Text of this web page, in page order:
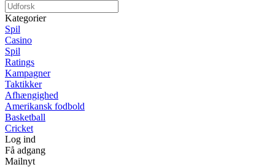
Kategorier
Spil
Casino
Spil
Ratings
Kampagner
Taktikker
Afhængighed
Amerikansk fodbold
Basketball
Cricket
Log ind
Få adgang
Mailnyt